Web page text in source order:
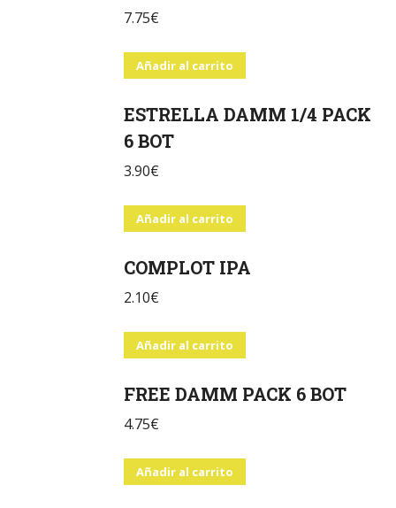
7.75€
Añadir al carrito
ESTRELLA DAMM 1/4 PACK
6 BOT
3.90€
Añadir al carrito
COMPLOT IPA
2.10€
Añadir al carrito
FREE DAMM PACK 6 BOT
4.75€
Añadir al carrito